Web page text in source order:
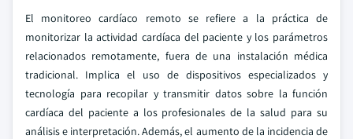
El monitoreo cardíaco remoto se refiere a la práctica de
monitorizar la actividad cardíaca del paciente y los parámetros
relacionados remotamente, fuera de una instalación médica
tradicional. Implica el uso de dispositivos especializados y
tecnología para recopilar y transmitir datos sobre la función
cardíaca del paciente a los profesionales de la salud para su
análisis e interpretación. Además, el aumento de la incidencia de